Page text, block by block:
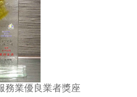
務業優良業者獎座